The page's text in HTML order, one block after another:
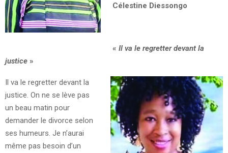
Célestine Diessongo
« Il va le regretter devant la
justice »
Il va le regretter devant la
justice. On ne se lève pas
un beau matin pour
demander le divorce selon
ses humeurs. Je n’aurai
même pas besoin d’un